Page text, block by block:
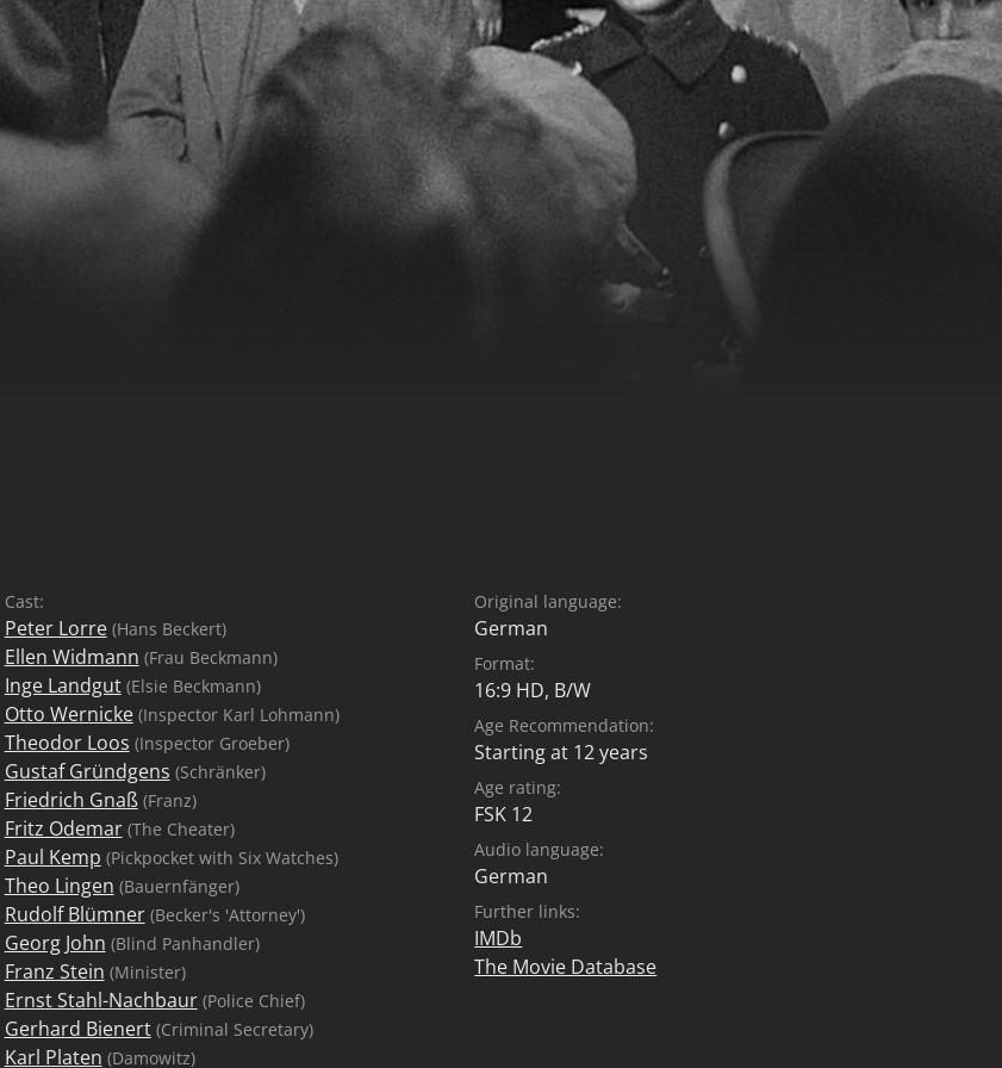
Cast:
Peter Lorre(Hans Beckert)
Ellen Widmann (Frau Beckmann)
Inge Landgut(Elsie Beckmann)
Otto Wernicke(Inspector Karl Lohmann)
Theodor Loos (Inspector Groeber)
Gustaf Gründgens (Schränker)
Friedrich Gnaß(Franz)
Fritz Odemar(The Cheater)
Paul Kemp (Pickpocket with Six Watches)
Theo Lingen (Bauernfänger)
Rudolf Blümner(Becker's 'Attorney')
Georg John (Blind Panhandler)
Franz Stein (Minister)
Ernst Stahl-Nachbaur(Police Chief)
Gerhard Bienert(Criminal Secretary)
Karl Platen (Damowitz)
Original language:
German
Format:
16:9 HD, B/W
Age Recommendation:
Starting at 12 years
Age rating:
FSK 12
Audio language:
German
Further links:
IMDb
The Movie Database